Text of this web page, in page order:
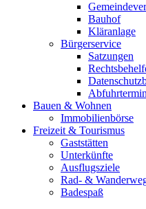
Bauhof
Kläranlage
Bürgerservice
Satzungen
Bauen & Wohnen
Immobilienbörse
Freizeit & Tourismus
Gaststätten
Unterkünfte
Ausflugsziele
Rad- &
Badespaß